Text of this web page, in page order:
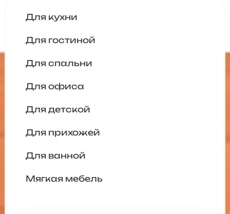
Для кухни
Для гостиной
Для спальни
Для офиса
Для детской
Для прихожей
Для ванной
Мягкая мебель